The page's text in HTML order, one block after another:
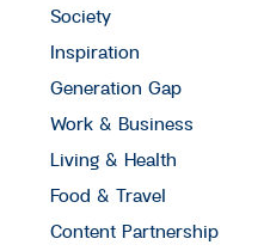
Society
Inspiration
Generation Gap
Work & Business
Living & Health
Food & Travel
Content Partnership